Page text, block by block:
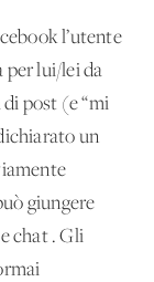
l’utente
per lui/lei da
post (e “mi
un
giungere
chat . Gli